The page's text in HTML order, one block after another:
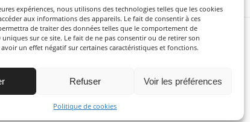
expériences, nous utilisons des technologies telles que les cookies
aux informations des appareils. Le fait de consentir à ces
de traiter des données telles que le comportement de
sur ce site. Le fait de ne pas consentir ou de retirer son
un effet négatif sur certaines caractéristiques et fonctions.
Refuser Voir les préférences
Politique de cookies